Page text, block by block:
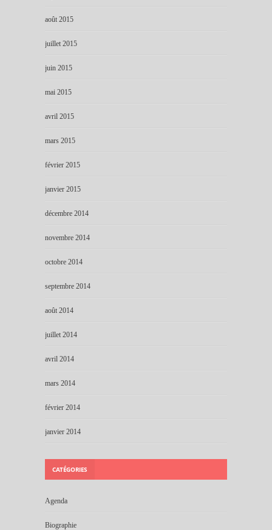
août 2015
juillet 2015
juin 2015
mai 2015
avril 2015
mars 2015
février 2015
janvier 2015
décembre 2014
novembre 2014
octobre 2014
septembre 2014
août 2014
juillet 2014
avril 2014
mars 2014
février 2014
janvier 2014
CATÉGORIES
Agenda
Biographie